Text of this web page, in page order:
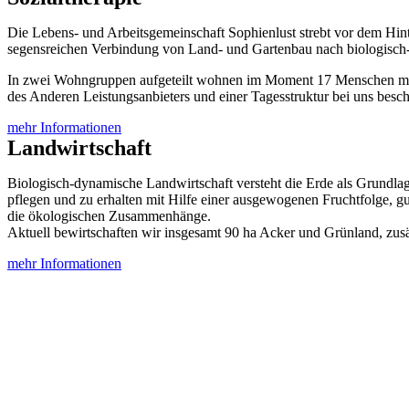
Die Lebens- und Arbeitsgemeinschaft Sophienlust strebt vor dem
segensreichen Verbindung von Land- und Gartenbau nach
In zwei Wohngruppen aufgeteilt wohnen im Moment 17 Menschen
des Anderen Leistungsanbieters und einer Tagesstruktur bei uns
mehr Informationen
Landwirtschaft
Biologisch-dynamische Landwirtschaft versteht die Erde als
pflegen und zu erhalten mit Hilfe einer ausgewogenen Fruchtfolge,
die ökologischen Zusammenhänge.
Aktuell bewirtschaften wir insgesamt 90 ha Acker und Grünland,
mehr Informationen